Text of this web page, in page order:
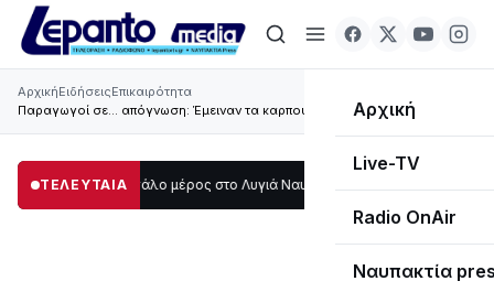
Αρχική
Live-TV
Radio OnAir
Ναυπακτία
ΑρχικήΕιδήσειςΕπικαιρότητα
Παραγωγοί σε… απόγνωση: Έμειναν τα καρπούζια στα χωράφια
ΤΕΛΕΥΤΑΙΑ
μεγάλο μέρος στο Λυγιά Ναυπάκτου12:08